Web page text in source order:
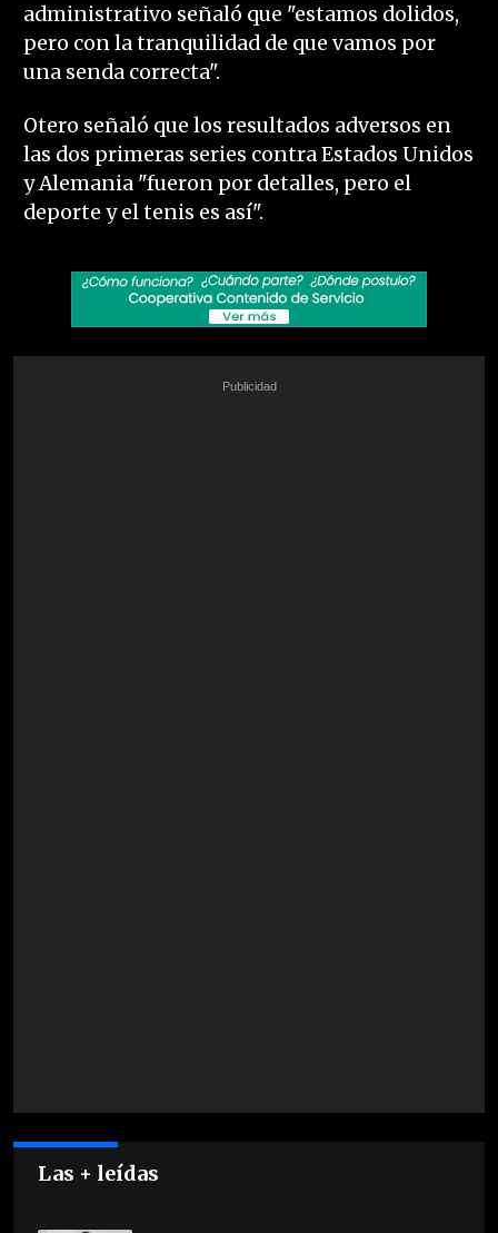
administrativo señaló que "estamos dolidos,
pero con la tranquilidad de que vamos por
una senda correcta".
Otero señaló que los resultados adversos en
las dos primeras series contra Estados Unidos
y Alemania "fueron por detalles, pero el
deporte y el tenis es así".
Las + leídas